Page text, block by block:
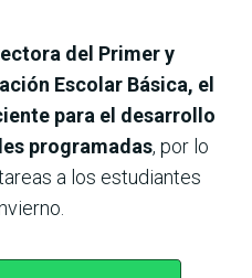
del Primer y
Escolar Básica, el
para el desarrollo
programadas, por lo
a los estudiantes